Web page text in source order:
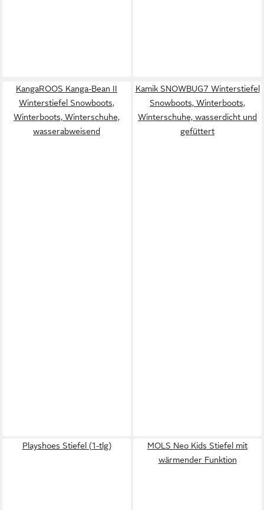
KangaROOS Kanga-Bean II
Winterstiefel Snowboots,
Winterboots, Winterschuhe,
wasserabweisend
Kamik SNOWBUG7 Winterstiefel
Snowboots, Winterboots,
Winterschuhe, wasserdicht und
gefüttert
Playshoes Stiefel (1-tlg)
MOLS Neo Kids Stiefel mit
wärmender Funktion